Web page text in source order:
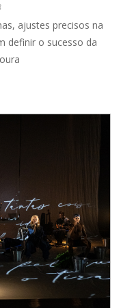
ajustes precisos na
definir o sucesso da